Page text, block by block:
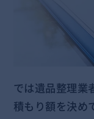
では遺品整理業
積もり額を決め